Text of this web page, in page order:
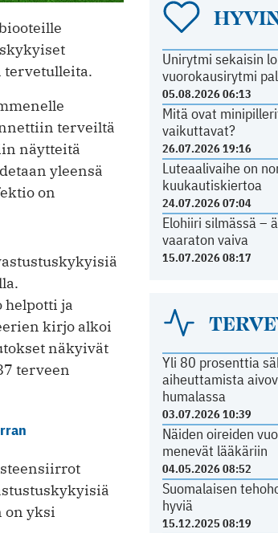
Unirytmi sekaisin
vuorokausirytmi
05.08.2026 06:13
Mitä ovat
vaikuttavat?
26.07.2026 19:16
Luteaalivaihe on
kuukautiskiertoa
24.07.2026 07:04
Elohiiri silmässä –
vaaraton vaiva
15.07.2026 08:17
Yli 80 prosenttia
aiheuttamista
humalassa
03.07.2026 10:39
Näiden oireiden
menevät lääkäriin
04.05.2026 08:52
Suomalaisen
hyviä
15.12.2025 08:19
tervetulleita.
terveiltä
näytteitä
yleensä
on
ja
kirjo alkoi
näkyivät
terveen
on yksi